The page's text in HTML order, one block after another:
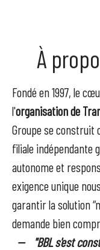
À
Fondé en 1997, le
l'organisation de
Groupe se construit
filiale indépendante
autonome et
exigence unique
garantir la solution
demande bien
-- "BBL s'est